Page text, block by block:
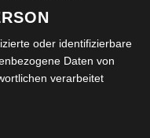
oder identifizierbare
Daten von
verarbeitet